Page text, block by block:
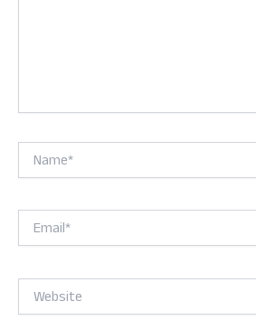
Name*
Email*
Website